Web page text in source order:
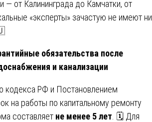
— от Калининграда до Камчатки, от
«эксперты» зачастую не имеют ни
обязательства после
и канализации
кодекса РФ и Постановлением
на работы по капитальному ремонту
составляет не менее 5 лет . 🗓️ Для